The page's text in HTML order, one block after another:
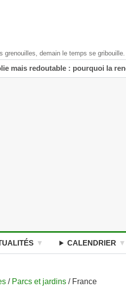
grenouilles, demain le temps se gribouille.
mais redoutable : pourquoi la
CALENDRIER
/ Parcs et jardins / France